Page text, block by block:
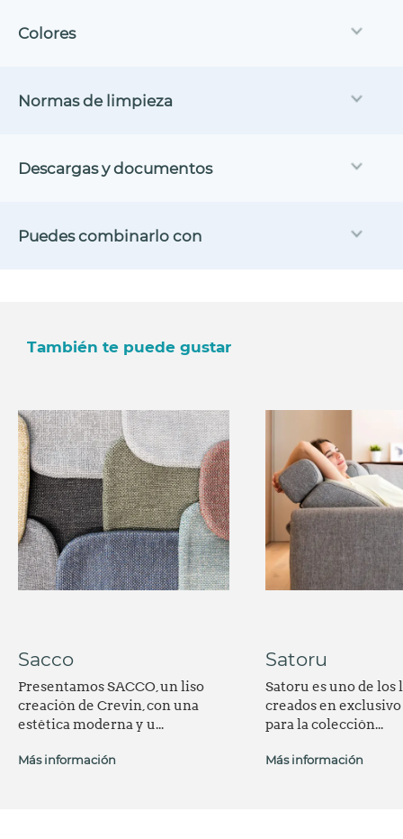
Colores
Normas de limpieza
Descargas y documentos
Puedes combinarlo con
También te puede gustar
Sacco
Presentamos SACCO, un liso
creación de Crevin, con una
estética moderna y u...
Más información
Satoru
Satoru es uno de los
creados en exclusivo
para la colección...
Más información